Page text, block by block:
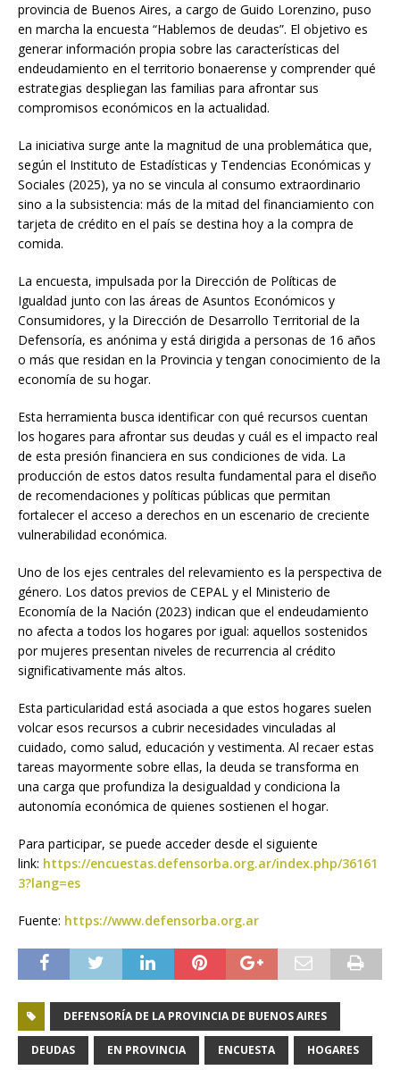
provincia de Buenos Aires, a cargo de Guido Lorenzino, puso
en marcha la encuesta “Hablemos de deudas”. El objetivo es
generar información propia sobre las características del
endeudamiento en el territorio bonaerense y comprender qué
estrategias despliegan las familias para afrontar sus
compromisos económicos en la actualidad.
La iniciativa surge ante la magnitud de una problemática que,
según el Instituto de Estadísticas y Tendencias Económicas y
Sociales (2025), ya no se vincula al consumo extraordinario
sino a la subsistencia: más de la mitad del financiamiento con
tarjeta de crédito en el país se destina hoy a la compra de
comida.
La encuesta, impulsada por la Dirección de Políticas de
Igualdad junto con las áreas de Asuntos Económicos y
Consumidores, y la Dirección de Desarrollo Territorial de la
Defensoría, es anónima y está dirigida a personas de 16 años
o más que residan en la Provincia y tengan conocimiento de la
economía de su hogar.
Esta herramienta busca identificar con qué recursos cuentan
los hogares para afrontar sus deudas y cuál es el impacto real
de esta presión financiera en sus condiciones de vida. La
producción de estos datos resulta fundamental para el diseño
de recomendaciones y políticas públicas que permitan
fortalecer el acceso a derechos en un escenario de creciente
vulnerabilidad económica.
Uno de los ejes centrales del relevamiento es la perspectiva de
género. Los datos previos de CEPAL y el Ministerio de
Economía de la Nación (2023) indican que el endeudamiento
no afecta a todos los hogares por igual: aquellos sostenidos
por mujeres presentan niveles de recurrencia al crédito
significativamente más altos.
Esta particularidad está asociada a que estos hogares suelen
volcar esos recursos a cubrir necesidades vinculadas al
cuidado, como salud, educación y vestimenta. Al recaer estas
tareas mayormente sobre ellas, la deuda se transforma en
una carga que profundiza la desigualdad y condiciona la
autonomía económica de quienes sostienen el hogar.
Para participar, se puede acceder desde el siguiente
link: https://encuestas.defensorba.org.ar/index.php/36161
3?lang=es
Fuente: https://www.defensorba.org.ar
DEFENSORÍA DE LA PROVINCIA DE BUENOS AIRES
DEUDAS EN PROVINCIA ENCUESTA HOGARES